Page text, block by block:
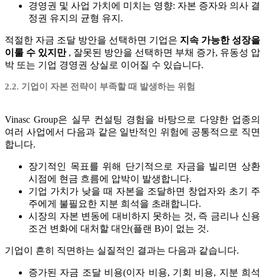
경영권 및 사업 가치에 미치는 영향: 자본 증자와 의사 결
정권 유지의 균형 유지.
적절한 자금 조달 방안을 선택하면 기업은 지속 가능한 성장을
이룰 수 있지만 , 잘못된 방안을 선택하면 부채 증가, 유동성 압
박 또는 기업 경영권 상실로 이어질 수 있습니다.
2.2. 기업이 자본 전략이 부족할 때 발생하는 위험
Vinasc Group은 실무 컨설팅 경험을 바탕으로 다양한 업종의
여러 사업에서 다음과 같은 일반적인 위험에 공통적으로 직면
합니다.
장기적인 목표를 위해 단기적으로 자금을 빌리면 상환
시점에 현금 흐름에 압박이 발생합니다.
기업 가치가 낮을 때 자본을 조달하면 창업자와 초기 주
주에게 불필요한 지분 희석을 초래합니다.
시장의 자본 변동에 대비하지 못하는 것, 즉 금리나 신용
조건 변화에 대처할 대안(플랜 B)이 없는 것.
기업이 흔히 직면하는 실질적인 결과는 다음과 같습니다.
증가된 자금 조달 비용(이자 비용, 기회 비용, 지분 희석